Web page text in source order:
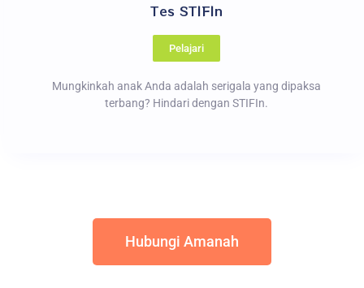
Tes STIFIn
Pelajari
Mungkinkah anak Anda adalah serigala yang dipaksa
terbang? Hindari dengan STIFIn.
Hubungi Amanah